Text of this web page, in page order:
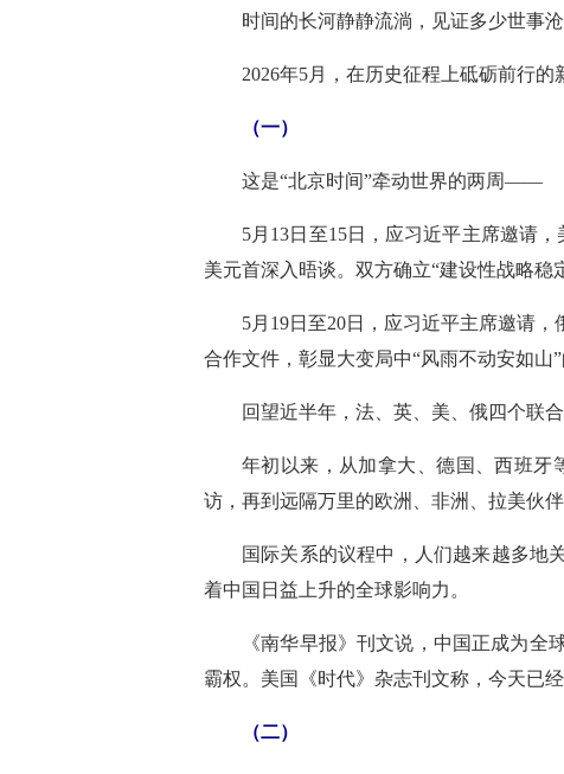
时间的长河静静流淌，见证多少世事沧
2026年5月，在历史征程上砥砺前行
（一）
这是“北京时间”牵动世界的两周——
5月13日至15日，应习近平主席邀请
美元首深入晤谈。双方确立“建设性战略稳
5月19日至20日，应习近平主席邀请
合作文件，彰显大变局中“风雨不动安如山”
回望近半年，法、英、美、俄四个联
年初以来，从加拿大、德国、西班牙
访，再到远隔万里的欧洲、非洲、拉美伙
国际关系的议程中，人们越来越多地
着中国日益上升的全球影响力。
《南华早报》刊文说，中国正成为
霸权。美国《时代》杂志刊文称，今天已
（二）